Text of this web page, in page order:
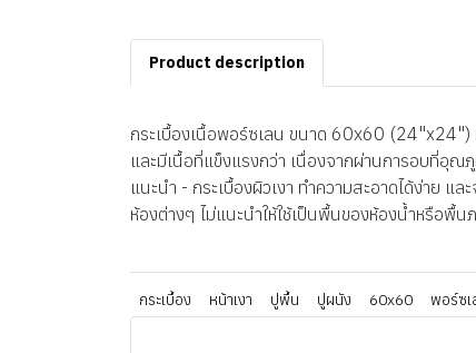
Product description
กระเบื้องเนื้อพอร์ซเลน ขนาด 60x60 (24"x24")
และมีเนื้อที่แข็งแรงกว่า เนื่องจากผ่านการอบที่อุณ
แนะนำ - กระเบื้องผิวเงา ทำความสะอาดได้ง่าย
ห้องต่างๆ ไม่แนะนำให้ใช้เป็นพื้นของห้องน้ำหรือพื้
กระเบื้อง หน้าเงา ปูพื้น ปูผนัง 60x60 พอร์ซเ